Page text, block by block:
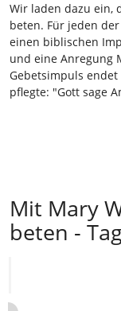
Wir laden dazu ein,
beten. Für jeden
einen biblischen
und eine Anregung
Gebetsimpuls
pflegte: "Gott sage
Mit Mary
beten -